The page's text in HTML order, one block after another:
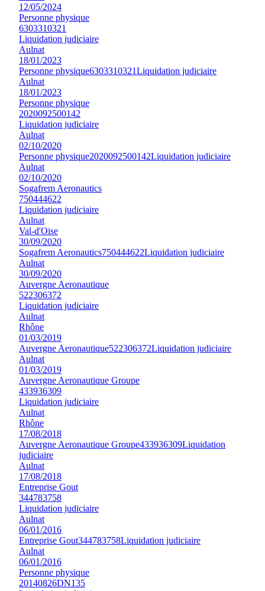
12/05/2024
Personne physique
6303310321
Liquidation judiciaire
Aulnat
18/01/2023
Personne physique6303310321Liquidation judiciaire
Aulnat
18/01/2023
Personne physique
2020092500142
Liquidation judiciaire
Aulnat
02/10/2020
Personne physique2020092500142Liquidation judiciaire
Aulnat
02/10/2020
Sogafrem Aeronautics
750444622
Liquidation judiciaire
Aulnat
Val-d'Oise
30/09/2020
Sogafrem Aeronautics750444622Liquidation judiciaire
Aulnat
30/09/2020
Auvergne Aeronautique
522306372
Liquidation judiciaire
Aulnat
Rhône
01/03/2019
Auvergne Aeronautique522306372Liquidation judiciaire
Aulnat
01/03/2019
Auvergne Aeronautique Groupe
433936309
Liquidation judiciaire
Aulnat
Rhône
17/08/2018
Auvergne Aeronautique Groupe433936309Liquidation
judiciaire
Aulnat
17/08/2018
Entreprise Gout
344783758
Liquidation judiciaire
Aulnat
06/01/2016
Entreprise Gout344783758Liquidation judiciaire
Aulnat
06/01/2016
Personne physique
20140826DN135